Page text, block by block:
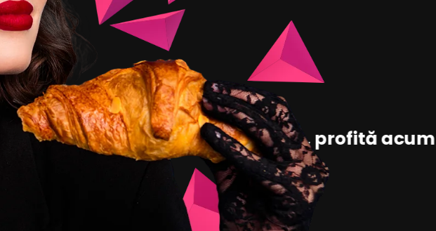
acum!*locurile sunt limitate, profită acum!